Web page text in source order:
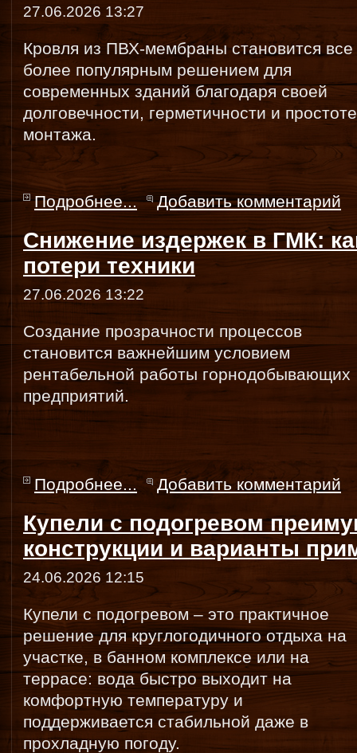
27.06.2026 13:27
Кровля из ПВХ-мембраны становится все
более популярным решением для
современных зданий благодаря своей
долговечности, герметичности и простоте
монтажа.
Подробнее... Добавить комментарий
Снижение издержек в ГМК:
потери техники
27.06.2026 13:22
Создание прозрачности процессов
становится важнейшим условием
рентабельной работы горнодобывающих
предприятий.
Подробнее... Добавить комментарий
Купели с подогревом
конструкции и варианты
24.06.2026 12:15
Купели с подогревом – это практичное
решение для круглогодичного отдыха на
участке, в банном комплексе или на
террасе: вода быстро выходит на
комфортную температуру и
поддерживается стабильной даже в
прохладную погоду.